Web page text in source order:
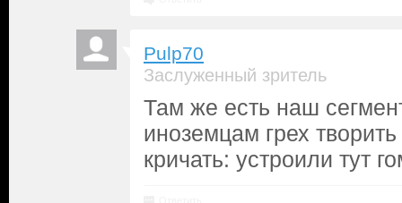
Pulp70
Заслуженный зритель
Там же есть наш
иноземцам грех
кричать: устроили тут